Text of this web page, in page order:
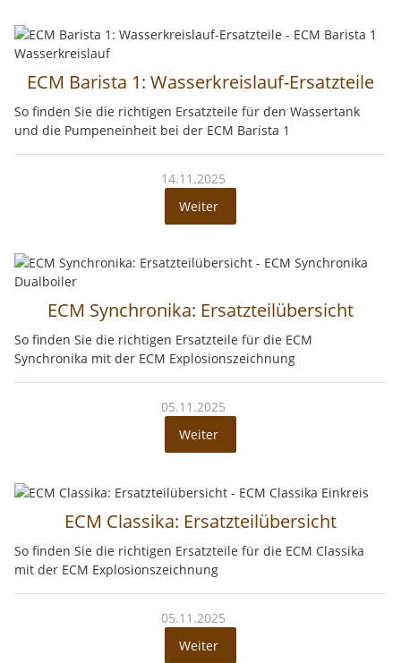
ECM Barista 1: Wasserkreislauf-Ersatzteile
So finden Sie die richtigen Ersatzteile für den Wassertank
und die Pumpeneinheit bei der ECM Barista 1
14.11.2025
Weiter
ECM Synchronika: Ersatzteilübersicht
So finden Sie die richtigen Ersatzteile für die ECM
Synchronika mit der ECM Explosionszeichnung
05.11.2025
Weiter
ECM Classika: Ersatzteilübersicht
So finden Sie die richtigen Ersatzteile für die ECM Classika
mit der ECM Explosionszeichnung
05.11.2025
Weiter